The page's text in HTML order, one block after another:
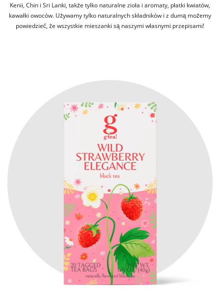
Kenii, Chin i Sri Lanki, także tylko naturalne zioła i aromaty, płatki kwiatów,
kawałki owoców. Używamy tylko naturalnych składników i z dumą możemy
powiedzieć, że wszystkie mieszanki są naszymi własnymi przepisami!